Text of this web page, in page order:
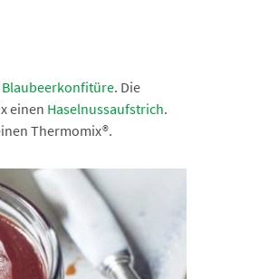
Blaubeerkonfitüre. Die
einen Haselnussaufstrich.
Thermomix®.